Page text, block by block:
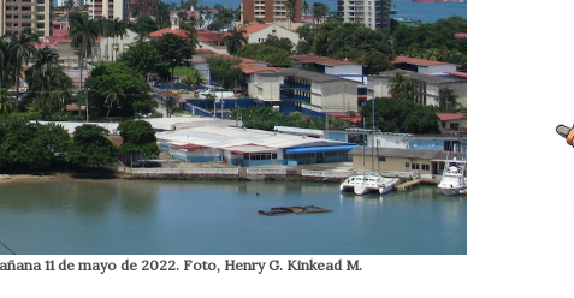
11 de mayo de 2022. Foto, Henry G. Kinkead M.